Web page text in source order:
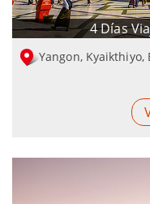
4 Días
Yangon, Kyaikthiyo,